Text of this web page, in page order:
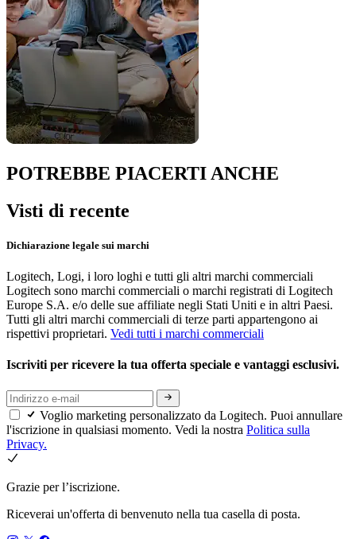
POTREBBE PIACERTI ANCHE
Visti di recente
Dichiarazione legale sui marchi
Logitech, Logi, i loro loghi e tutti gli altri marchi commerciali
Logitech sono marchi commerciali o marchi registrati di Logitech
Europe S.A. e/o delle sue affiliate negli Stati Uniti e in altri Paesi.
Tutti gli altri marchi commerciali di terze parti appartengono ai
rispettivi proprietari. Vedi tutti i marchi commerciali
Iscriviti per ricevere la tua offerta speciale e vantaggi esclusivi.
Voglio marketing personalizzato da Logitech. Puoi annullare
l'iscrizione in qualsiasi momento. Vedi la nostra Politica sulla
Privacy.
Grazie per l’iscrizione.
Riceverai un'offerta di benvenuto nella tua casella di posta.